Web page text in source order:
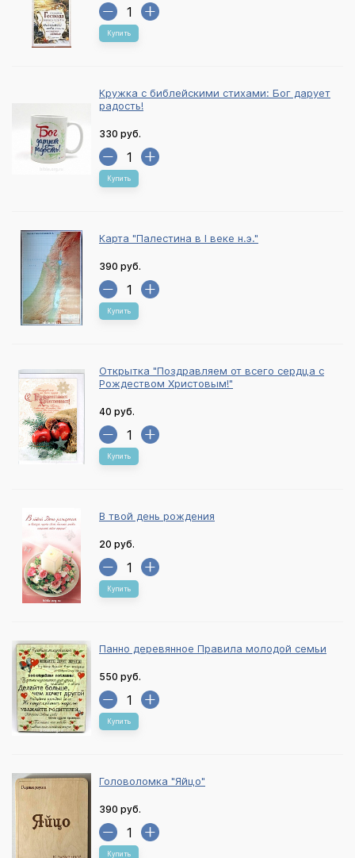
Купить
Кружка с библейскими стихами: Бог дарует
радость!
330 руб.
Купить
Карта "Палестина в I веке н.э."
390 руб.
Купить
Открытка "Поздравляем от всего сердца с
Рождеством Христовым!"
40 руб.
Купить
В твой день рождения
20 руб.
Купить
Панно деревянное Правила молодой семьи
550 руб.
Купить
Головоломка "Яйцо"
390 руб.
Купить